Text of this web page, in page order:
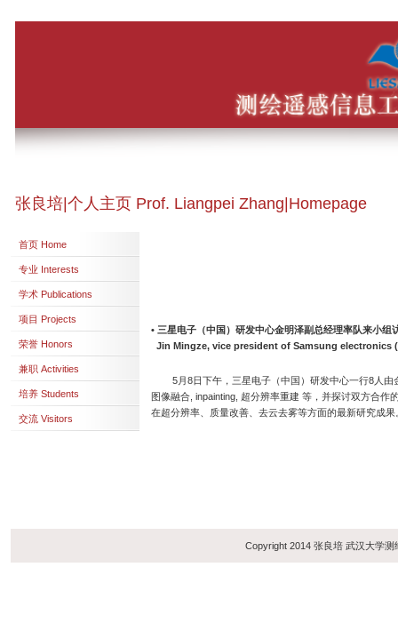
张良培|个人主页 Prof. Liangpei Zhang|Homepage
首页 Home
专业 Interests
学术 Publications
项目 Projects
荣誉 Honors
兼职 Activities
培养 Students
交流 Visitors
• 三星电子（中国）研发中心金明泽副总经理率队来小组
Jin Mingze, vice president of Samsung electronics
5月8日下午，三星电子（中国）研发中心一行8人由
图像融合, inpainting, 超分辨率重建 等，并探讨双方合
在超分辨率、质量改善、去云去雾等方面的最新研究成
Copyright 2014 张良培 武汉大学